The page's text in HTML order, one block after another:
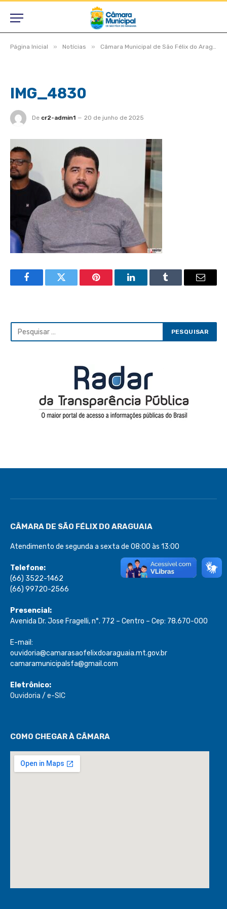
Página Inicial » Notícias » Câmara Municipal de São Félix do Araguaia aprova projetos relevantes e reforça compromisso com a população durante sessão ordinária
IMG_4830
De cr2-admin1 20 de junho de 2025
FacebookTwitter Pinterest LinkedInTumblr Email
CÂMARA DE SÃO FÉLIX DO ARAGUAIA
Atendimento de segunda a sexta de 08:00 às 13:00
Telefone:
(66) 3522-1462
(66) 99720-2566
Presencial:
Avenida Dr. Jose Fragelli, n°. 772 – Centro – Cep: 78.670-000
E-mail:
ouvidoria@camarasaofelixdoaraguaia.mt.gov.br
camaramunicipalsfa@gmail.com
Eletrônico:
Ouvidoria / e-SIC
COMO CHEGAR À CÂMARA